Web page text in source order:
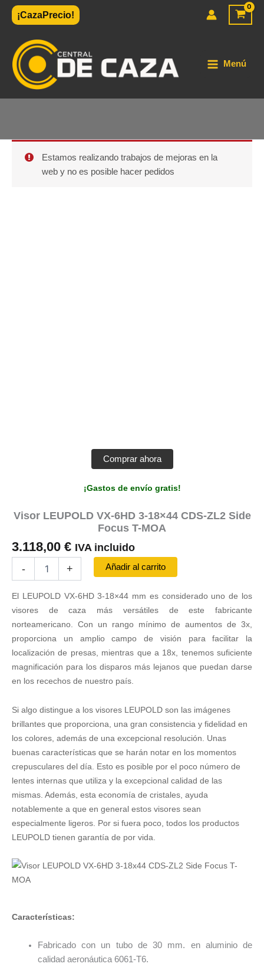
¡CazaPrecio!
Menú
Estamos realizando trabajos de mejoras en la
web y no es posible hacer pedidos
Comprar ahora
¡Gastos de envío gratis!
Visor LEUPOLD VX-6HD 3-18×44 CDS-ZL2 Side
Focus T-MOA
3.118,00 € IVA incluido
-
LEUPOLD
6HD
3-
18x44
ZL2
Side
Focus
T-
+ Añadir al carrito
El LEUPOLD VX-6HD 3-18×44 mm es considerado uno de los
visores de caza más versátiles de este fabricante
norteamericano. Con un rango mínimo de aumentos de 3x,
proporciona un amplio campo de visión para facilitar la
localización de presas, mientras que a 18x, tenemos suficiente
magnificación para los disparos más lejanos que puedan darse
en los recechos de nuestro país.
Si algo distingue a los visores LEUPOLD son las imágenes
brillantes que proporciona, una gran consistencia y fidelidad en
los colores, además de una excepcional resolución. Unas
buenas características que se harán notar en los momentos
crepusculares del día. Esto es posible por el poco número de
lentes internas que utiliza y la excepcional calidad de las
mismas. Además, esta economía de cristales, ayuda
notablemente a que en general estos visores sean
especialmente ligeros. Por si fuera poco, todos los productos
LEUPOLD tienen garantía de por vida.
Características:
Fabricado con un tubo de 30 mm. en aluminio de
calidad aeronáutica 6061-T6.